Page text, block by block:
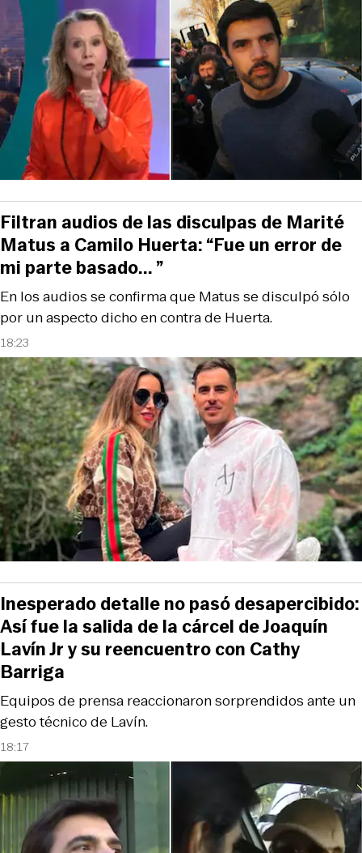
18:23
En los audios se confirma que Matus se disculpó sólo
por un aspecto dicho en contra de Huerta.
Filtran audios de las disculpas de Marité
Matus a Camilo Huerta: “Fue un error de
mi parte basado... ”
18:17
Equipos de prensa reaccionaron sorprendidos ante un
gesto técnico de Lavín.
Inesperado detalle no pasó desapercibido:
Así fue la salida de la cárcel de Joaquín
Lavín Jr y su reencuentro con Cathy
Barriga